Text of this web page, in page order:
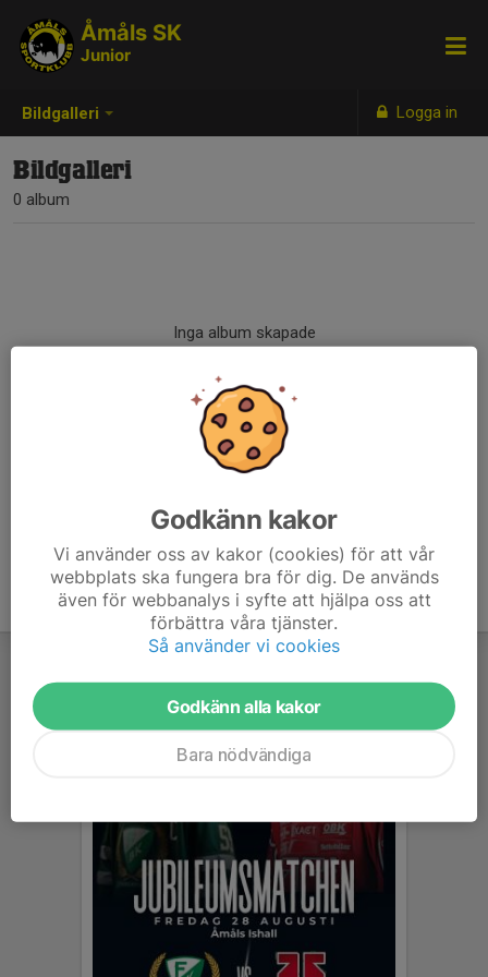
Bildgalleri Logga in
Åmåls SK
Junior
Bildgalleri
0 album
Inga album skapade
Godkänn kakor
Vi använder oss av kakor (cookies) för att vår
webbplats ska fungera bra för dig. De används
även för webbanalys i syfte att hjälpa oss att
förbättra våra tjänster.
Så använder vi cookies
Godkänn alla kakor
Bara nödvändiga